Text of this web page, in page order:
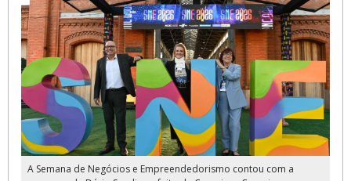
A Semana de Negócios e Empreendedorismo contou com a